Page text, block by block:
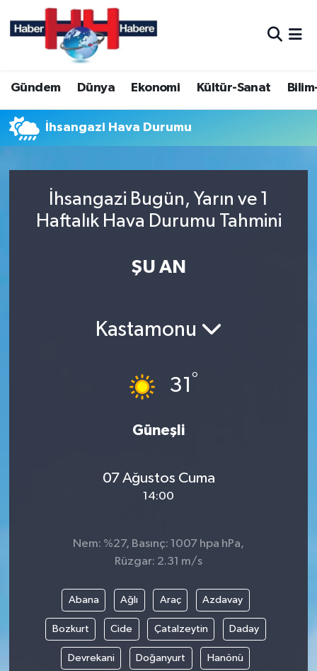
Gündem Dünya Ekonomi Kültür-Sanat
İhsangazi Hava Durumu
İhsangazi Bugün, Yarın ve 1
Haftalık Hava Durumu Tahmini
ŞU AN
Kastamonu
31°
Güneşli
07 Ağustos Cuma
14:00
Nem: %27, Basınç: 1007 hpa hPa,
Rüzgar: 2.31 m/s
Abana Ağlı Araç Azdavay
Bozkurt Cide Çatalzeytin Daday
Devrekani Doğanyurt Hanönü
Hava Durumu
Trafik Durumu
Süper Lig Puan Durumu ve Fikstür
Son Dakika Haberleri